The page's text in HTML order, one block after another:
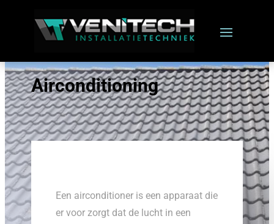
Airconditioning
Een airconditioner is een apparaat die
er voor zorgt dat de lucht in een